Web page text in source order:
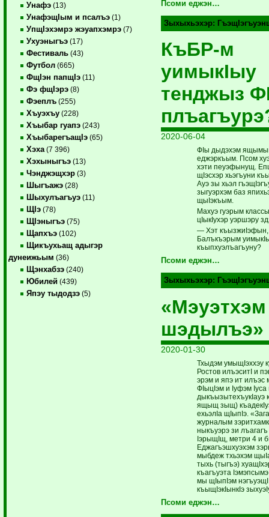
Унафэ (13)
УнафэщIым и псалъэ (1)
УпщIэхэмрэ жэуапхэмрэ (7)
Ухуэныгъэ (17)
Фестиваль (43)
Футбол (665)
ФщIэн папщIэ (11)
Фэ фщIэрэ (8)
Фэеплъ (255)
Хъуэхъу (228)
Хъыбар гуапэ (243)
ХъыбарегъащIэ (65)
Хэха (7 396)
Хэхыныгъэ (13)
Чэнджэщхэр (3)
Шыгъажэ (28)
Шыхулъагъуэ (11)
ЩIэ (78)
ЩIэныгъэ (75)
Щапхъэ (102)
Щикъухьащ адыгэр
дунеижьым (36)
Щэнхабзэ (240)
Юбилей (439)
Япэу тыдодзэ (5)
Псоми еджэн…
Зыхыхьэхэр:
КъБР-м
уимыкIыу
тенджыз
2020-06-04
ФIы дыдэхэм
еджэркъым. Псом
хэти пеуэфынущ.
щIэсхэр хьэгъуни
Ауэ зы хьэл
зыгуэрхэм баз
щыIэкъым.
Махуэ гуэрым
цIыкIухэр уэршэру
— Хэт къызжиIэфын,
Балъкъэрым
къыпхуэлъагъуну?
Псоми еджэн…
Зыхыхьэхэр:
шэдылъэ»
2020-01-30
Тхыдэм умыщIэххэу
Ростов илъэситI и
эрэм и япэ ит
ФIыцIэм и Iуфэм Iуса
дыкъызытехъукIауэ
ящыщ зыщ)
ехьэлIа щIыпIэ.
журналым
ныкъуэрэ зи
IэрыщIщ, метри 4 и
Еджагъэшхуэхэм
мыбдеж тхьэхэм
тыхь (тыгъэ)
къагъуэта
мы щIыпIэм
къыщIэкIынкIэ
Псоми еджэн…